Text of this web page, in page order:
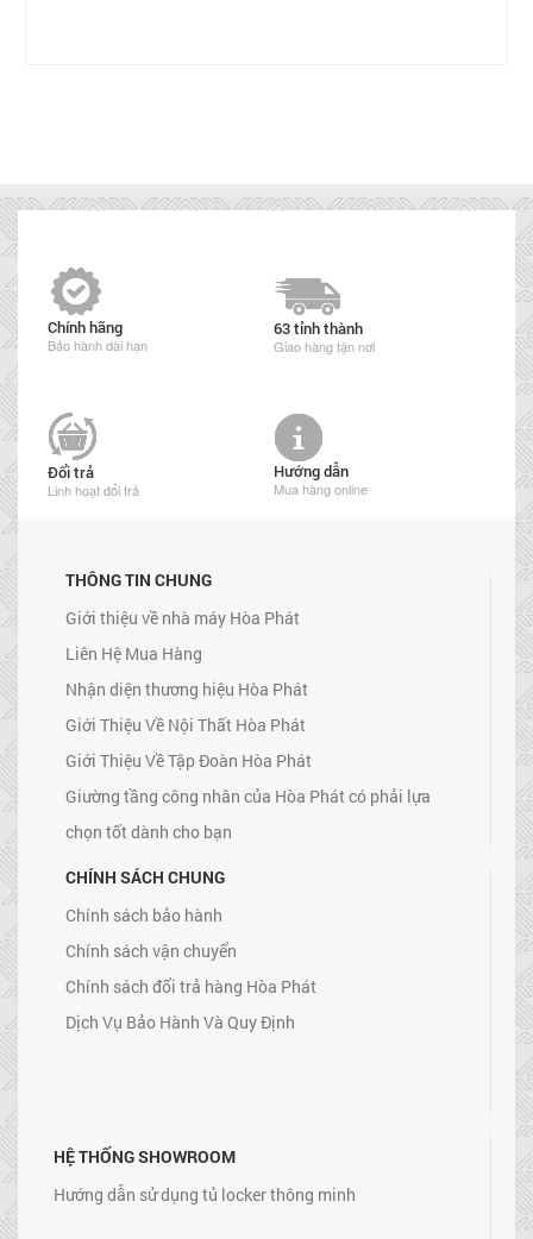
Chính hãng
Bảo hành dài hạn
63 tỉnh thành
Giao hàng tận nơi
Đổi trả
Linh hoạt đổi trả
Hướng dẫn
Mua hàng online
THÔNG TIN CHUNG
Giới thiệu về nhà máy Hòa Phát
Liên Hệ Mua Hàng
Nhận diện thương hiệu Hòa Phát
Giới Thiệu Về Nội Thất Hòa Phát
Giới Thiệu Về Tập Đoàn Hòa Phát
Giường tầng công nhân của Hòa Phát có phải lựa
chọn tốt dành cho bạn
CHÍNH SÁCH CHUNG
Chính sách bảo hành
Chính sách vận chuyển
Chính sách đổi trả hàng Hòa Phát
Dịch Vụ Bảo Hành Và Quy Định
HỆ THỐNG SHOWROOM
Hướng dẫn sử dụng tủ locker thông minh